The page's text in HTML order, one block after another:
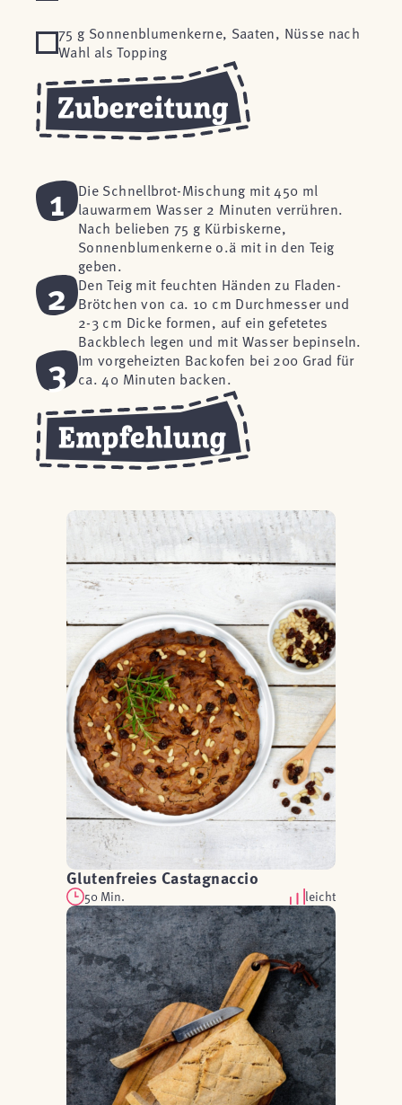
75 g Sonnenblumenkerne, Saaten, Nüsse nach
Wahl als Topping
1
Die Schnellbrot-Mischung mit 450 ml
lauwarmem Wasser 2 Minuten verrühren.
Nach belieben 75 g Kürbiskerne,
Sonnenblumenkerne o.ä mit in den Teig
geben.
2
Den Teig mit feuchten Händen zu Fladen-
Brötchen von ca. 10 cm Durchmesser und
2-3 cm Dicke formen, auf ein gefetetes
Backblech legen und mit Wasser bepinseln.
3
Im vorgeheizten Backofen bei 200 Grad für
ca. 40 Minuten backen.
Glutenfreies Castagnaccio
50 Min. leicht